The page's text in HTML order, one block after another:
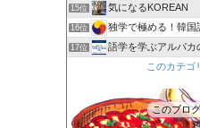
15位 気になるKOREAN
16位 独学で極める！韓国
17位
語学を学ぶアルパカ
このカテゴ
このブロ